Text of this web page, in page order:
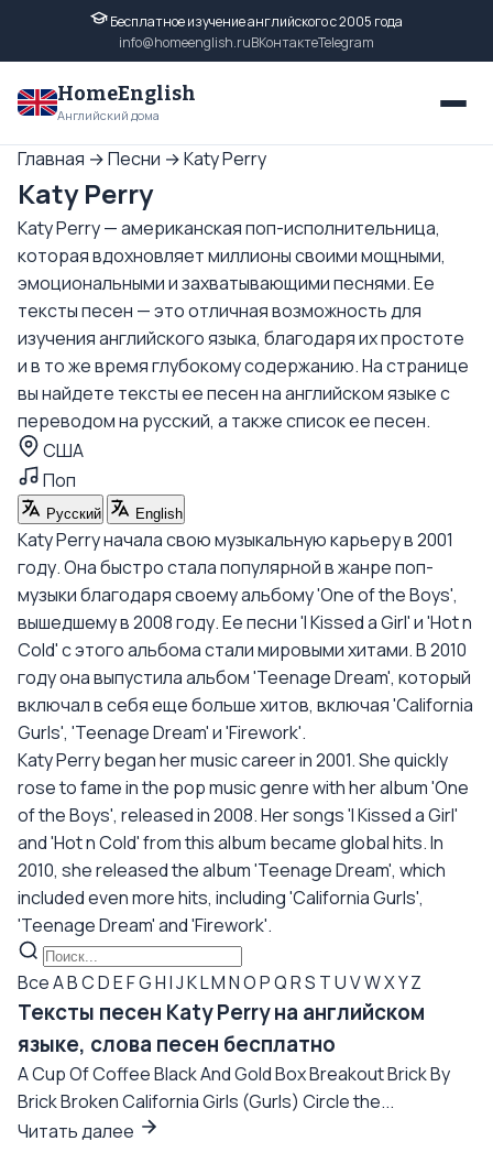
Бесплатное изучение английского с 2005 года
info@homeenglish.ruВКонтактеTelegram
HomeEnglish
Английский дома
Главная →Песни →Katy Perry
Katy Perry
Katy Perry — американская поп-исполнительница,
которая вдохновляет миллионы своими мощными,
эмоциональными и захватывающими песнями. Ее
тексты песен — это отличная возможность для
изучения английского языка, благодаря их простоте
и в то же время глубокому содержанию. На странице
вы найдете тексты ее песен на английском языке с
переводом на русский, а также список ее песен.
США
Поп
Русский English
Katy Perry начала свою музыкальную карьеру в 2001
году. Она быстро стала популярной в жанре поп-
музыки благодаря своему альбому 'One of the Boys',
вышедшему в 2008 году. Ее песни 'I Kissed a Girl' и 'Hot n
Cold' с этого альбома стали мировыми хитами. В 2010
году она выпустила альбом 'Teenage Dream', который
включал в себя еще больше хитов, включая 'California
Gurls', 'Teenage Dream' и 'Firework'.
Katy Perry began her music career in 2001. She quickly
rose to fame in the pop music genre with her album 'One
of the Boys', released in 2008. Her songs 'I Kissed a Girl'
and 'Hot n Cold' from this album became global hits. In
2010, she released the album 'Teenage Dream', which
included even more hits, including 'California Gurls',
'Teenage Dream' and 'Firework'.
ВсеABCDEFGHIJKLMNOPQRS TUVWXYZ
Тексты песен Katy Perry на английском
языке, слова песен бесплатно
A Cup Of Coffee Black And Gold Box Breakout Brick By
Brick Broken California Girls (Gurls) Circle the...
Читать далее